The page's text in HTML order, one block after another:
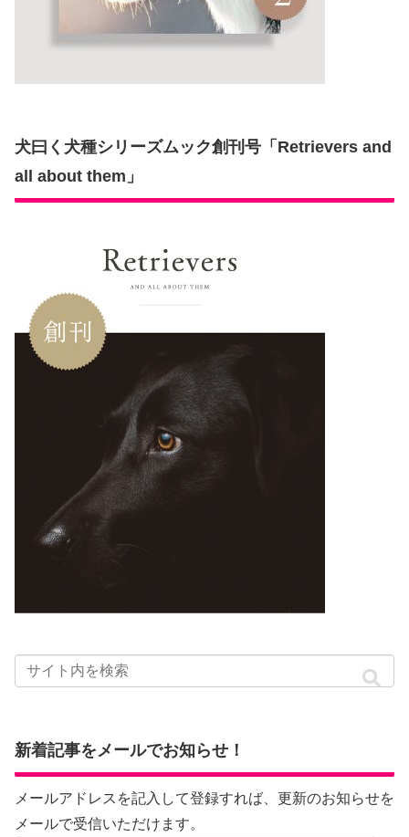
犬曰く犬種シリーズムック創刊号「Retrievers and
all about them」
新着記事をメールでお知らせ！
メールアドレスを記入して登録すれば、更新のお知らせを
メールで受信いただけます。